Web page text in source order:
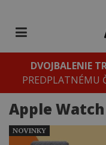
DVOJBALENIE
PREDPLATNÉMU
Apple Watch
NOVINKY